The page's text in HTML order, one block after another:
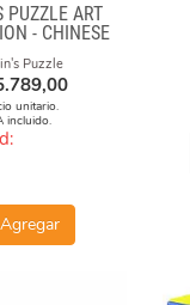
PUZZLE ART
- CHINESE
OFF CUBE
& YELLOW
Puzzle
unitario.
incluido.
Agregar